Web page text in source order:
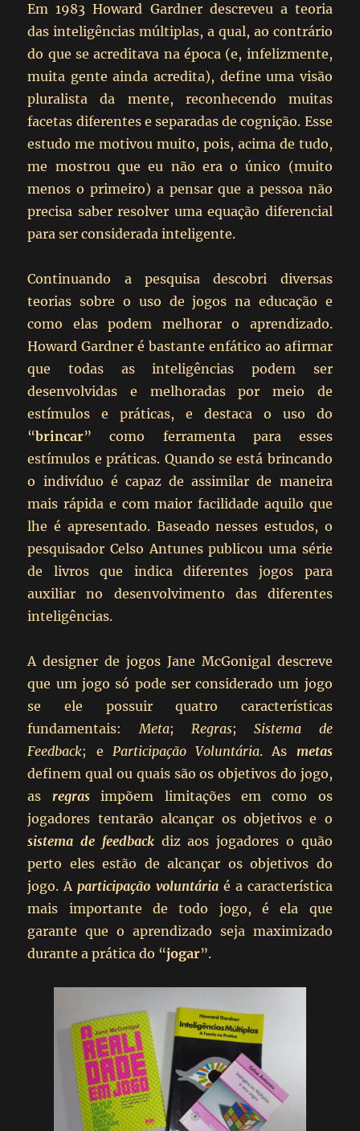
Em 1983 Howard Gardner descreveu a teoria
das inteligências múltiplas, a qual, ao contrário
do que se acreditava na época (e, infelizmente,
muita gente ainda acredita), define uma visão
pluralista da mente, reconhecendo muitas
facetas diferentes e separadas de cognição. Esse
estudo me motivou muito, pois, acima de tudo,
me mostrou que eu não era o único (muito
menos o primeiro) a pensar que a pessoa não
precisa saber resolver uma equação diferencial
para ser considerada inteligente.
Continuando a pesquisa descobri diversas
teorias sobre o uso de jogos na educação e
como elas podem melhorar o aprendizado.
Howard Gardner é bastante enfático ao afirmar
que todas as inteligências podem ser
desenvolvidas e melhoradas por meio de
estímulos e práticas, e destaca o uso do
“brincar” como ferramenta para esses
estímulos e práticas. Quando se está brincando
o indivíduo é capaz de assimilar de maneira
mais rápida e com maior facilidade aquilo que
lhe é apresentado. Baseado nesses estudos, o
pesquisador Celso Antunes publicou uma série
de livros que indica diferentes jogos para
auxiliar no desenvolvimento das diferentes
inteligências.
A designer de jogos Jane McGonigal descreve
que um jogo só pode ser considerado um jogo
se ele possuir quatro características
fundamentais:Meta;Regras;Sistema de
Feedback; e Participação Voluntária. As metas
definem qual ou quais são os objetivos do jogo,
as regrasimpõem limitações em como os
jogadores tentarão alcançar os objetivos e o
sistema de feedbackdiz aos jogadores o quão
perto eles estão de alcançar os objetivos do
jogo. Aparticipação voluntáriaé a característica
mais importante de todo jogo, é ela que
garante que o aprendizado seja maximizado
durante a prática do “jogar”.